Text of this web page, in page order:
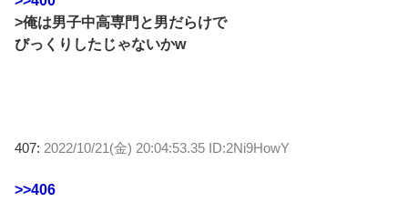
>俺は男子中高専門と男だらけで
びっくりしたじゃないかw
407: 2022/10/21(金) 20:04:53.35 ID:2Ni9HowY
>>406